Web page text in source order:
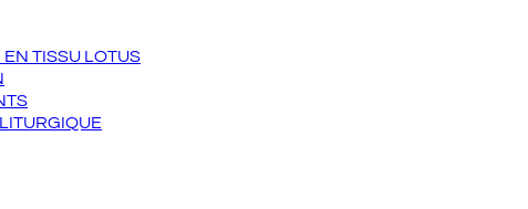
TISSU LOTUS